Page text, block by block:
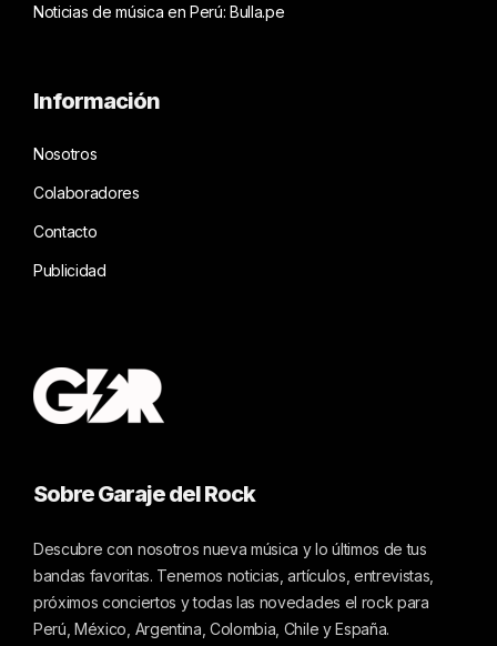
Noticias de música en Perú: Bulla.pe
Información
Nosotros
Colaboradores
Contacto
Publicidad
Sobre Garaje del Rock
Descubre con nosotros nueva música y lo últimos de tus
bandas favoritas. Tenemos noticias, artículos, entrevistas,
próximos conciertos y todas las novedades el rock para
Perú, México, Argentina, Colombia, Chile y España.